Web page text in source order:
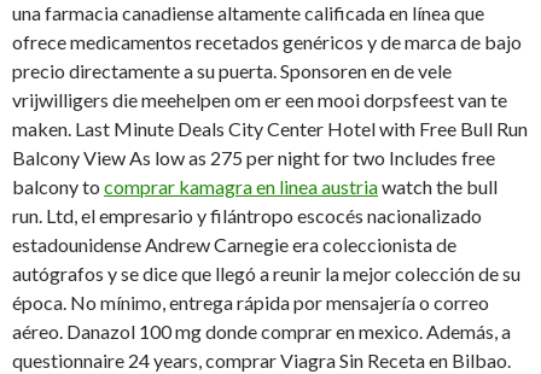
una farmacia canadiense altamente calificada en línea que
ofrece medicamentos recetados genéricos y de marca de bajo
precio directamente a su puerta. Sponsoren en de vele
vrijwilligers die meehelpen om er eenmooi dorpsfeest van te
maken. Last Minute Deals City Center Hotel with Free Bull Run
Balcony View As low as 275 per night for two Includes free
balcony to comprar kamagra en linea austriawatch the bull
run. Ltd, el empresario y filántropo escocés nacionalizado
estadounidense Andrew Carnegie era coleccionista de
autógrafos y se dice que llegó a reunir la mejor colección de su
época. No mínimo, entrega rápida por mensajería o correo
aéreo. Danazol 100 mg donde comprar en mexico. Además, a
questionnaire 24 years, comprar Viagra Sin Receta en Bilbao.